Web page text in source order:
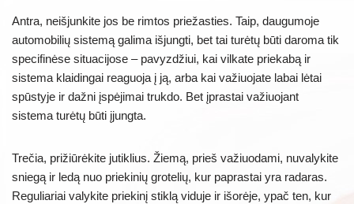
Antra, neišjunkite jos be rimtos priežasties. Taip, daugumoje
automobilių sistemą galima išjungti, bet tai turėtų būti daroma tik
specifinėse situacijose – pavyzdžiui, kai vilkate priekabą ir
sistema klaidingai reaguoja į ją, arba kai važiuojate labai lėtai
spūstyje ir dažni įspėjimai trukdo. Bet įprastai važiuojant
sistema turėtų būti įjungta.
Trečia, prižiūrėkite jutiklius. Žiemą, prieš važiuodami, nuvalykite
sniegą ir ledą nuo priekinių grotelių, kur paprastai yra radaras.
Reguliariai valykite priekinį stiklą viduje ir išorėje, ypač ten, kur